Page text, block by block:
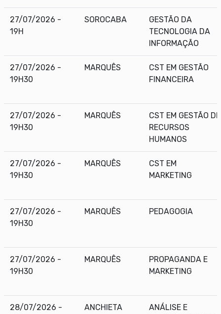
27/07/2026 -
19H
SOROCABA
GESTÃO DA
TECNOLOGIA DA
INFORMAÇÃO
27/07/2026 -
19H30
MARQUÊS
CST EM GESTÃO
FINANCEIRA
27/07/2026 -
19H30
MARQUÊS
CST EM GESTÃO DE
RECURSOS
HUMANOS
27/07/2026 -
19H30
MARQUÊS
CST EM
MARKETING
27/07/2026 -
19H30
MARQUÊS PEDAGOGIA
27/07/2026 -
19H30
MARQUÊS
PROPAGANDA E
MARKETING
28/07/2026 -
ANCHIETA
ANÁLISE E